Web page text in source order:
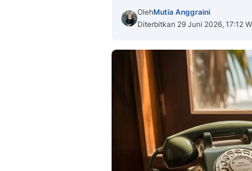
OlehMutia Anggraini
Diterbitkan 29 Juni 2026, 17:12